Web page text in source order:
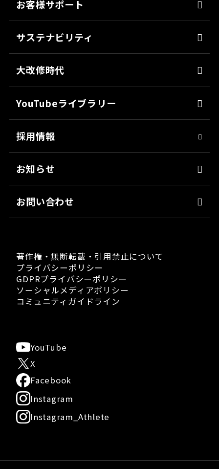
ミッチャクロン
パテ
上塗り
サフェーサー
シーリング・接着剤
クリーナー・脱脂剤
お客様サポート
各種書類のご依頼
会社見学
サステナビリティ
技術革新
社会貢献
人材育成
アスリート社員
職場環境
大改修時代
YouTubeライブラリー
採用情報
お知らせ
お問い合わせ
著作権・無断転載・引用禁止について
プライバシーポリシー
GDPRプライバシーポリシー
ソーシャルメディアポリシー
コミュニティガイドライン
YouTube
X
Facebook
Instagram
Instagram_Athlete